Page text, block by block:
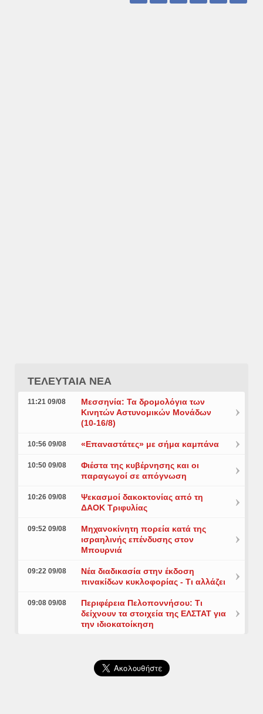
ΤΕΛΕΥΤΑΙΑ ΝΕΑ
11:21 09/08
Μεσσηνία: Τα δρομολόγια των
Κινητών Αστυνομικών Μονάδων
(10-16/8)
10:56 09/08 «Επαναστάτες» με σήμα καμπάνα
10:50 09/08
Φιέστα της κυβέρνησης και οι
παραγωγοί σε απόγνωση
10:26 09/08
Ψεκασμοί δακοκτονίας από τη
ΔΑΟΚ Τριφυλίας
09:52 09/08
Μηχανοκίνητη πορεία κατά της
ισραηλινής επένδυσης στον
Μπουρνιά
09:22 09/08
Νέα διαδικασία στην έκδοση
πινακίδων κυκλοφορίας - Τι αλλάζει
09:08 09/08
Περιφέρεια Πελοποννήσου: Τι
δείχνουν τα στοιχεία της ΕΛΣΤΑΤ για
την ιδιοκατοίκηση